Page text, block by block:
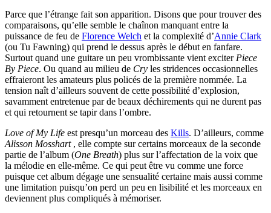
Parce que l’étrange fait son apparition. Disons que pour trouver des
comparaisons, qu’elle semble le chaînon manquant entre la
puissance de feu de Florence Welch et la complexité d’Annie Clark
(ou Tu Fawning) qui prend le dessus après le début en fanfare.
Surtout quand une guitare un peu vrombissante vient exciter Piece
By Piece. Ou quand au milieu de Cry les stridences occasionnelles
effraieront les amateurs plus policés de la première nommée. La
tension naît d’ailleurs souvent de cette possibilité d’explosion,
savamment entretenue par de beaux déchirements qui ne durent pas
et qui retournent se tapir dans l’ombre.
Love of My Life est presqu’un morceau des Kills. D’ailleurs, comme
Alisson Mosshart, elle compte sur certains morceaux de la seconde
partie de l’album (One Breath) plus sur l’affectation de la voix que
la mélodie en elle-même. Ce qui peut être vu comme une force
puisque cet album dégage une sensualité certaine mais aussi comme
une limitation puisqu’on perd un peu en lisibilité et les morceaux en
deviennent plus compliqués à mémoriser.